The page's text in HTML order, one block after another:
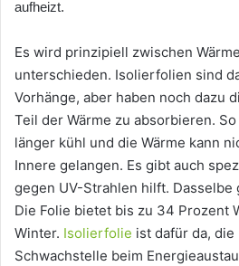
aufheizt.
Es wird prinzipiell zwischen
unterschieden. Isolierfolien sind
Vorhänge, aber haben noch dazu
Teil der Wärme zu absorbieren.
länger kühl und die Wärme kann
Innere gelangen. Es gibt auch
gegen UV-Strahlen hilft. Dasselbe
Die Folie bietet bis zu 34 Prozent
Winter. Isolierfolie ist dafür da, die
Schwachstelle beim